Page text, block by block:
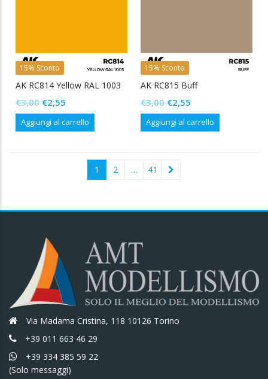
15% Sconto
AK RC814 Yellow RAL 1003
€3,00 Il
prezzo
originale
€2,55
prezzo
attuale
€2,55.
Aggiungi al carrello
15% Sconto
AK RC815 Buff
€3,00 Il
prezzo
originale
€2,55
prezzo
attuale
Aggiungi al carrello
1 2 … 41
Via Madama Cristina, 118 10126 Torino
+39 011 663 46 29
+39 334 385 59 22
(Solo messaggi)